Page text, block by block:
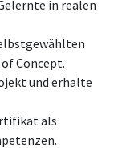
in realen
Concept.
und erhalte
als